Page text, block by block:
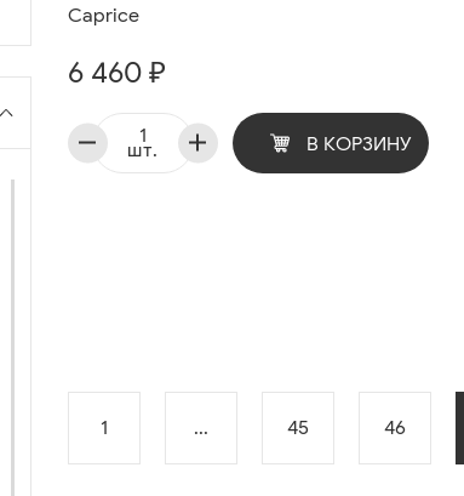
Caprice
6 460 ₽
шт. В КОРЗИНУ
1 ... 45 46